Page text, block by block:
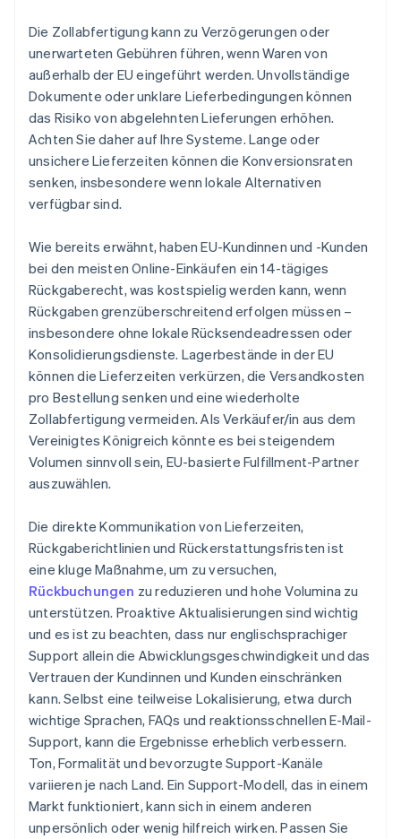
Die Zollabfertigung kann zu Verzögerungen oder
unerwarteten Gebühren führen, wenn Waren von
außerhalb der EU eingeführt werden. Unvollständige
Dokumente oder unklare Lieferbedingungen können
das Risiko von abgelehnten Lieferungen erhöhen.
Achten Sie daher auf Ihre Systeme. Lange oder
unsichere Lieferzeiten können die Konversionsraten
senken, insbesondere wenn lokale Alternativen
verfügbar sind.
Wie bereits erwähnt, haben EU-Kundinnen und -Kunden
bei den meisten Online-Einkäufen ein 14-tägiges
Rückgaberecht, was kostspielig werden kann, wenn
Rückgaben grenzüberschreitend erfolgen müssen –
insbesondere ohne lokale Rücksendeadressen oder
Konsolidierungsdienste. Lagerbestände in der EU
können die Lieferzeiten verkürzen, die Versandkosten
pro Bestellung senken und eine wiederholte
Zollabfertigung vermeiden. Als Verkäufer/in aus dem
Vereinigtes Königreich könnte es bei steigendem
Volumen sinnvoll sein, EU-basierte Fulfillment-Partner
auszuwählen.
Die direkte Kommunikation von Lieferzeiten,
Rückgaberichtlinien und Rückerstattungsfristen ist
eine kluge Maßnahme, um zu versuchen,
Rückbuchungen zu reduzieren und hohe Volumina zu
unterstützen. Proaktive Aktualisierungen sind wichtig
und es ist zu beachten, dass nur englischsprachiger
Support allein die Abwicklungsgeschwindigkeit und das
Vertrauen der Kundinnen und Kunden einschränken
kann. Selbst eine teilweise Lokalisierung, etwa durch
wichtige Sprachen, FAQs und reaktionsschnellen E-Mail-
Support, kann die Ergebnisse erheblich verbessern.
Ton, Formalität und bevorzugte Support-Kanäle
variieren je nach Land. Ein Support-Modell, das in einem
Markt funktioniert, kann sich in einem anderen
unpersönlich oder wenig hilfreich wirken. Passen Sie